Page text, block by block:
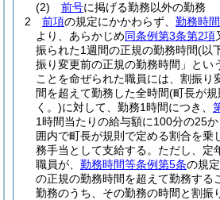
(2)
前号に掲げる勤務以外の勤務
2
前項の規定にかかわらず、 勤務時
より、あらかじめ同条例第3条第2項
振られた1週間の正規の勤務時間(以
振り変更前の正規の勤務時間」とい
ことを命ぜられた職員には、割振り
間を超えて勤務した全時間(町長が
く。)に対して、勤務1時間につき、
1時間当たりの給与額に100分の25
囲内で町長が規則で定める割合を乗
務手当として支給する。 ただし、定
職員が、 勤務時間等条例第5条の規
の正規の勤務時間を超えて勤務する
勤務のうち、その勤務の時間と割振